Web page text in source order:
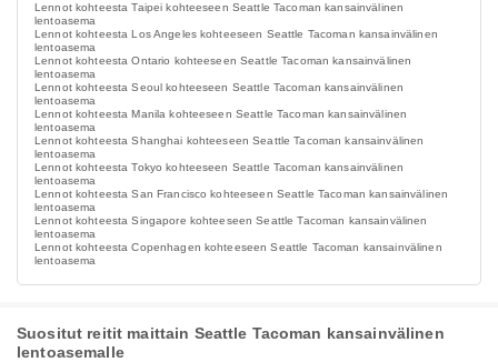
Lennot kohteesta Taipei kohteeseen Seattle Tacoman kansainvälinen
lentoasema
Lennot kohteesta Los Angeles kohteeseen Seattle Tacoman kansainvälinen
lentoasema
Lennot kohteesta Ontario kohteeseen Seattle Tacoman kansainvälinen
lentoasema
Lennot kohteesta Seoul kohteeseen Seattle Tacoman kansainvälinen
lentoasema
Lennot kohteesta Manila kohteeseen Seattle Tacoman kansainvälinen
lentoasema
Lennot kohteesta Shanghai kohteeseen Seattle Tacoman kansainvälinen
lentoasema
Lennot kohteesta Tokyo kohteeseen Seattle Tacoman kansainvälinen
lentoasema
Lennot kohteesta San Francisco kohteeseen Seattle Tacoman kansainvälinen
lentoasema
Lennot kohteesta Singapore kohteeseen Seattle Tacoman kansainvälinen
lentoasema
Lennot kohteesta Copenhagen kohteeseen Seattle Tacoman kansainvälinen
lentoasema
Suositut reitit maittain Seattle Tacoman kansainvälinen
lentoasemalle